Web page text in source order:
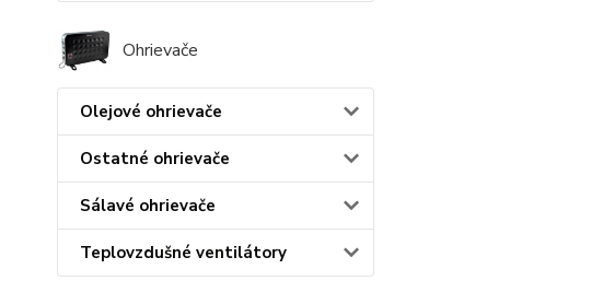
Ohrievače
Olejové ohrievače
Ostatné ohrievače
Sálavé ohrievače
Teplovzdušné ventilátory